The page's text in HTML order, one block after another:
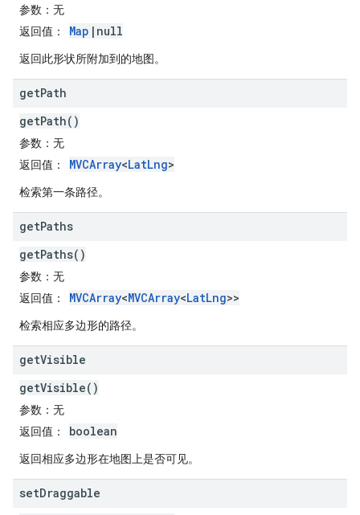
参数 ：无
返回值 ： Map |null
返回此形状所附加到的地图。
getPath
getPath()
参数 ：无
返回值 ： MVCArray<LatLng>
检索第一条路径。
getPaths
getPaths()
参数 ：无
返回值 ： MVCArray<MVCArray<LatLng>>
检索相应多边形的路径。
getVisible
getVisible()
参数 ：无
返回值 ： boolean
返回相应多边形在地图上是否可见。
setDraggable